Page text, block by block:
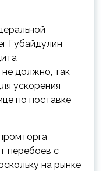
Губайдулин
должно, так
ускорения
по поставке
перебоев с
на рынке